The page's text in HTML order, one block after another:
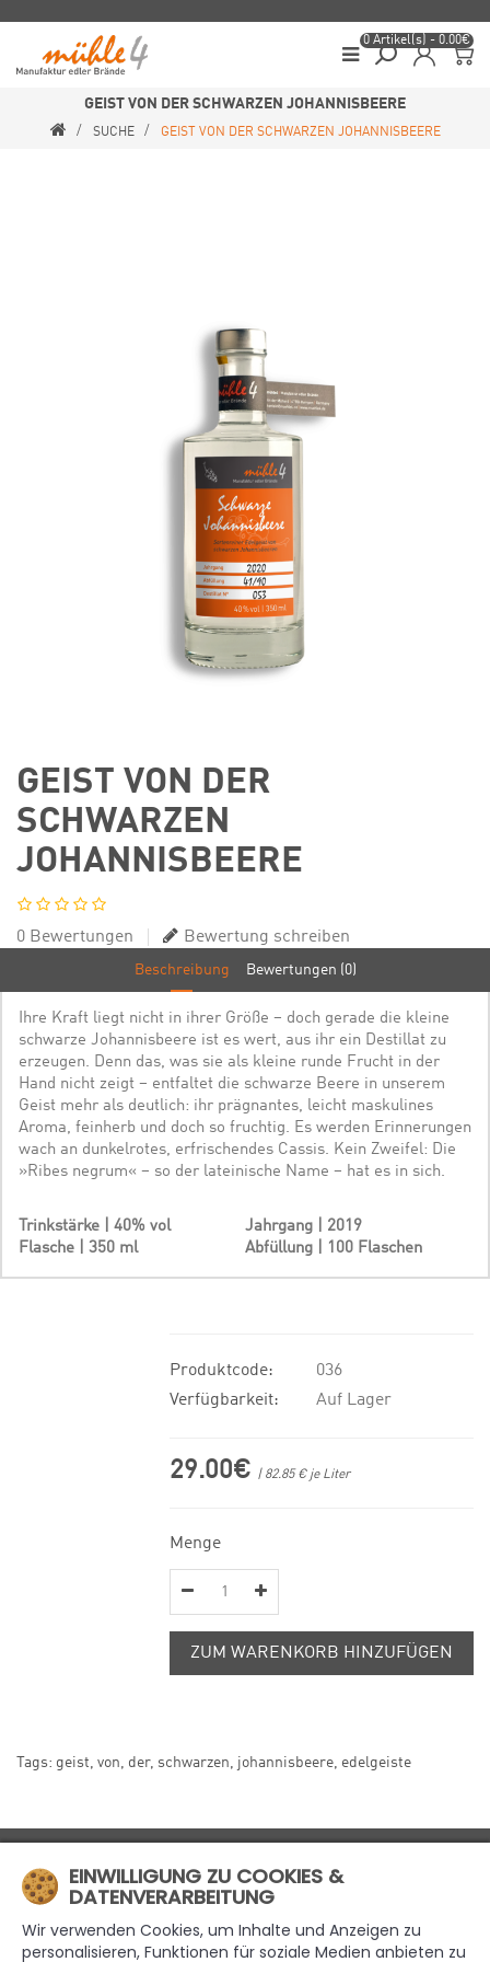
0 Artikel(s) - 0.00€
GEIST VON DER SCHWARZEN JOHANNISBEERE
SUCHE GEIST VON DER SCHWARZEN JOHANNISBEERE
GEIST VON DER
SCHWARZEN
JOHANNISBEERE
0 Bewertungen Bewertung schreiben
Beschreibung Bewertungen (0)
Ihre Kraft liegt nicht in ihrer Größe – doch gerade die kleine
schwarze Johannisbeere ist es wert, aus ihr ein Destillat zu
erzeugen. Denn das, was sie als kleine runde Frucht in der
Hand nicht zeigt – entfaltet die schwarze Beere in unserem
Geist mehr als deutlich: ihr prägnantes, leicht maskulines
Aroma, feinherb und doch so fruchtig. Es werden Erinnerungen
wach an dunkelrotes, erfrischendes Cassis. Kein Zweifel: Die
»Ribes negrum« – so der lateinische Name – hat es in sich.
Trinkstärke | 40% vol
Jahrgang | 2019
Flasche | 350 ml
Abfüllung | 100 Flaschen
Produktcode:
036
Verfügbarkeit:
Auf Lager
29.00€ | 82.85 € je Liter
Menge
ZUM WARENKORB HINZUFÜGEN
Tags: geist von der, schwarzen johannisbeere edelgeiste
INFORMATIONEN
EXTRAS
EINWILLIGUNG ZU COOKIES &
DATENVERARBEITUNG
Wir verwenden Cookies, um Inhalte und Anzeigen zu
personalisieren, Funktionen für soziale Medien anbieten zu